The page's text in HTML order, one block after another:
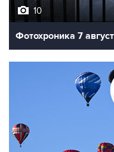
Фотохроника 7 августа